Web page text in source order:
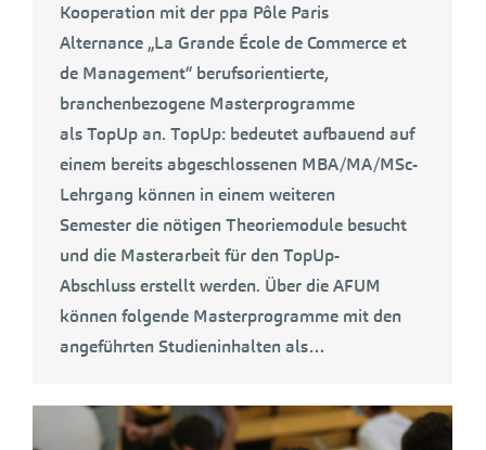
Kooperation mit der ppa Pôle Paris
Alternance „La Grande École de Commerce et
de Management“ berufsorientierte,
branchenbezogene Masterprogramme
als TopUp an. TopUp: bedeutet aufbauend auf
einem bereits abgeschlossenen MBA/MA/MSc-
Lehrgang können in einem weiteren
Semester die nötigen Theoriemodule besucht
und die Masterarbeit für den TopUp-
Abschluss erstellt werden. Über die AFUM
können folgende Masterprogramme mit den
angeführten Studieninhalten als…